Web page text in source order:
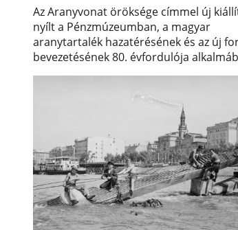
Az Aranyvonat öröksége címmel új
nyílt a Pénzmúzeumban, a magyar
aranytartalék hazatérésének és az új
bevezetésének 80. évfordulója